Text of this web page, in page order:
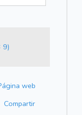
9)
web
Compartir